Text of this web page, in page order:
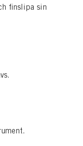
finslipa sin